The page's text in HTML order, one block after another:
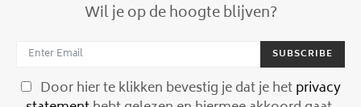
Wil je op de hoogte blijven?
SUBSCRIBE
Door hier te klikken bevestig je dat je hetprivacy